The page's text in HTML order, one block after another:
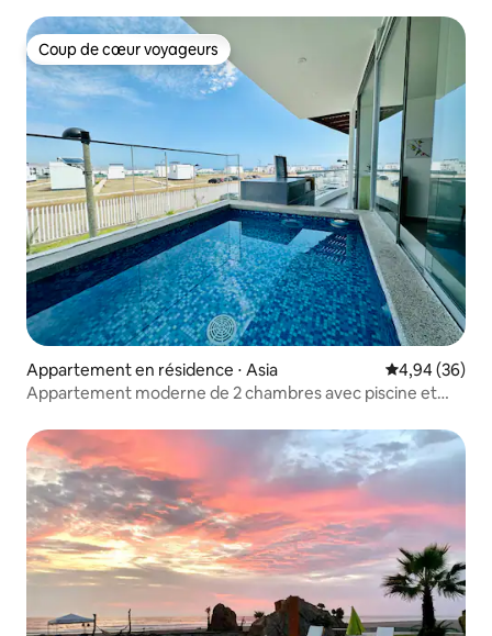
Coup de cœur voyageurs
Coup de cœur voyageurs
Appartement en résidence ⋅ Asia Évaluation
4,94 (36)
Appartement moderne de 2 chambres avec piscine et